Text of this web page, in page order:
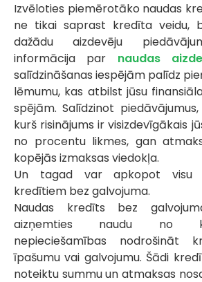
Izvēloties piemērotāko naudas
ne tikai saprast kredīta veidu,
dažādu aizdevēju
informācija par naudas
salīdzināšanas iespējām palīdz
lēmumu, kas atbilst jūsu
spējām. Salīdzinot
kurš risinājums ir visizdevīgākais
no procentu likmes, gan
kopējās izmaksas viedokļa.
Un tagad var apkopot visu
kredītiem bez galvojuma.
Naudas kredīts bez
aizņemties naudu no
nepieciešamības nodrošināt
īpašumu vai galvojumu. Šādi
noteiktu summu un atmaksas